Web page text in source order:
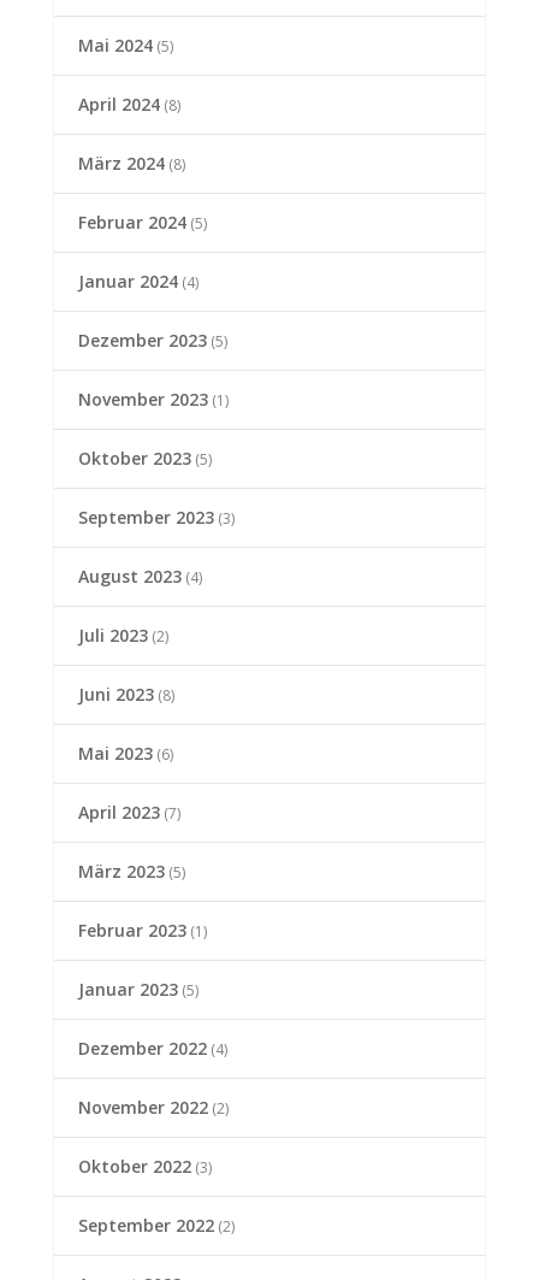
Mai 2024(5)
April 2024(8)
März 2024(8)
Februar 2024(5)
Januar 2024(4)
Dezember 2023(5)
November 2023(1)
Oktober 2023(5)
September 2023(3)
August 2023(4)
Juli 2023(2)
Juni 2023(8)
Mai 2023(6)
April 2023(7)
März 2023(5)
Februar 2023(1)
Januar 2023(5)
Dezember 2022(4)
November 2022(2)
Oktober 2022(3)
September 2022(2)